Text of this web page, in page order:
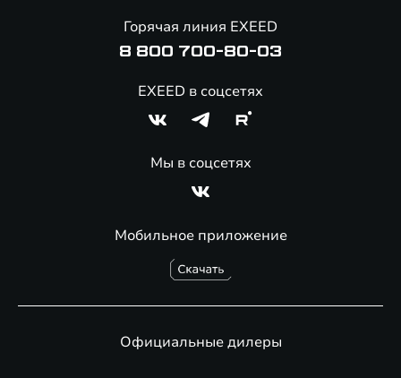
Специальные предложения
Мобильное приложение
Горячая линия EXEED
8 800 700-80-03
EXEED в соцсетях
Мы в соцсетях
Официальные дилеры